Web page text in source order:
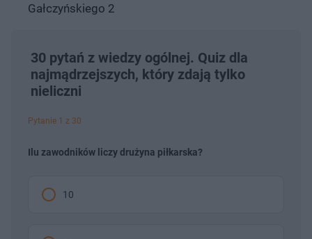
Gałczyńskiego 2
30 pytań z wiedzy ogólnej. Quiz dla
najmądrzejszych, który zdają tylko
nieliczni
Pytanie 1 z 30
Ilu zawodników liczy drużyna piłkarska?
10